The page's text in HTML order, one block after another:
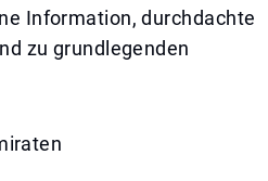
Information, durchdachte
zu grundlegenden